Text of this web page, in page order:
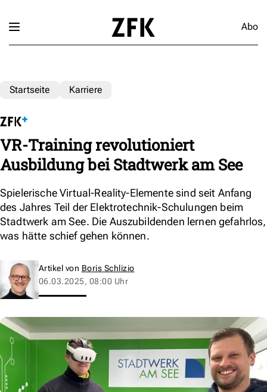
Abo
Startseite Karriere
VR-Training revolutioniert
Ausbildung bei Stadtwerk am See
Spielerische Virtual-Reality-Elemente sind seit Anfang
des Jahres Teil der Elektrotechnik-Schulungen beim
Stadtwerk am See. Die Auszubildenden lernen gefahrlos,
was hätte schief gehen können.
Artikel von Boris Schlizio
06.03.2025, 08:00 Uhr